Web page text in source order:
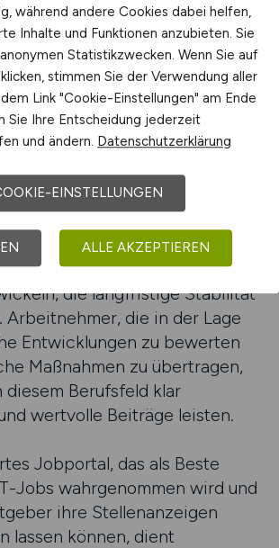
erfordern und Raum für
bieten.
sich durch
neue Kenntnisse
neue berufliche Perspektiven
wie Angriffserkennung,
oder die Optimierung von
benötigen
Risiken frühzeitig erkennen und
die langfristige Stabilität
Arbeitnehmer, die in der Lage
Entwicklungen zu bewerten
Maßnahmen zu übertragen,
diesem Berufsfeld klar
wertvolle Beiträge leisten.
Jobportal, das als Beste
Jobs wahrgenommen wird und
ihre Stellenanzeigen
lassen können, dient
während andere Cookies dabei helfen,
Inhalte und Funktionen anzubieten. Sie
Statistikzwecken. Wenn Sie auf
stimmen Sie der Verwendung aller
Link "Cookie-Einstellungen" am Ende
Sie Ihre Entscheidung jederzeit
und ändern. Datenschutzerklärung
EINSTELLUNGEN
ALLE AKZEPTIEREN